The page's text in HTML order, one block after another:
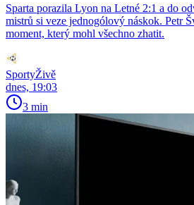
Sparta porazila Lyon na Letné 2:1 a do
mistrů si veze jednogólový náskok. Petr
moment, který mohl všechno zhatit.
SportyŽivě
dnes, 19:03
3 min